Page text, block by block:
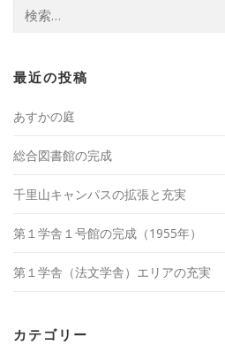
シ
索:
最近の投稿
あすかの庭
総合図書館の完成
千里山キャンパスの拡張と充実
第１学舎１号館の完成（1955年）
第１学舎（法文学舎）エリアの充実
カテゴリー